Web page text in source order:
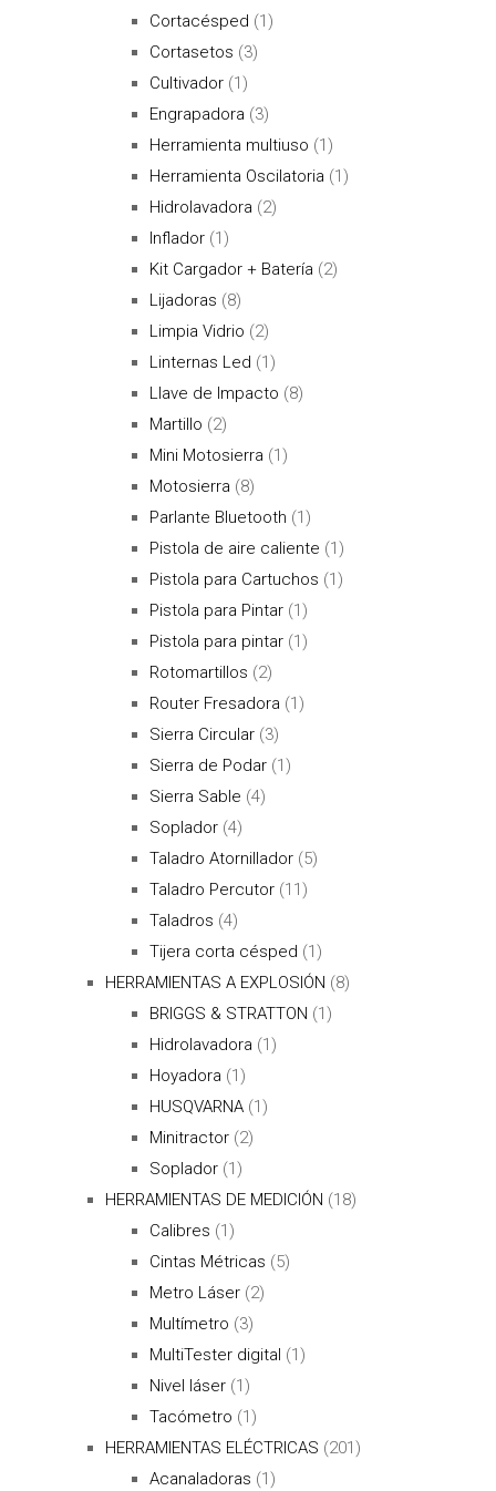
Cortacésped (1)
Cortasetos (3)
Cultivador (1)
Engrapadora (3)
Herramienta multiuso (1)
Herramienta Oscilatoria (1)
Hidrolavadora (2)
Inflador (1)
Kit Cargador + Batería (2)
Lijadoras (8)
Limpia Vidrio (2)
Linternas Led (1)
Llave de Impacto (8)
Martillo (2)
Mini Motosierra (1)
Motosierra (8)
Parlante Bluetooth (1)
Pistola de aire caliente (1)
Pistola para Cartuchos (1)
Pistola para Pintar (1)
Pistola para pintar (1)
Rotomartillos (2)
Router Fresadora (1)
Sierra Circular (3)
Sierra de Podar (1)
Sierra Sable (4)
Soplador (4)
Taladro Atornillador (5)
Taladro Percutor (11)
Taladros (4)
Tijera corta césped (1)
HERRAMIENTAS A EXPLOSIÓN (8)
BRIGGS & STRATTON (1)
Hidrolavadora (1)
Hoyadora (1)
HUSQVARNA (1)
Minitractor (2)
Soplador (1)
HERRAMIENTAS DE MEDICIÓN (18)
Calibres (1)
Cintas Métricas (5)
Metro Láser (2)
Multímetro (3)
MultiTester digital (1)
Nivel láser (1)
Tacómetro (1)
HERRAMIENTAS ELÉCTRICAS (201)
Acanaladoras (1)